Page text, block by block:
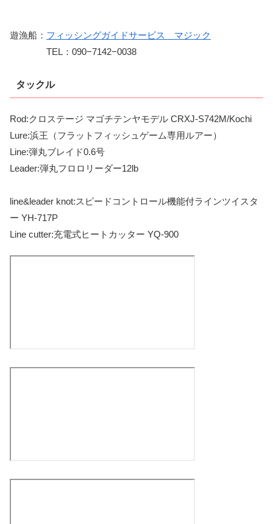
遊漁船： フィッシングガイドサービス マジック
TEL：090−7142−0038
タックル
Rod:クロステージ マゴチテンヤモデル CRXJ-S742M/Kochi
Lure:浜王（フラットフィッシュゲーム専用ルアー）
Line:弾丸ブレイド0.6号
Leader:弾丸フロロリーダー12lb
line&leader knot:スピードコントロール機能付ラインツイスタ
ー YH-717P
Line cutter:充電式ヒートカッター YQ-900